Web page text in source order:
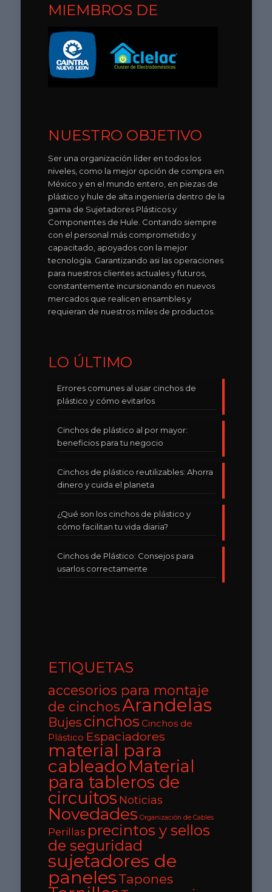
MIEMBROS DE
NUESTRO OBJETIVO
Ser una organización líder en todos los
niveles, como la mejor opción de compra en
México y en el mundo entero, en piezas de
plástico y hule de alta ingeniería dentro de la
gama de Sujetadores Plásticos y
Componentes de Hule. Contando siempre
con el personal más comprometido y
capacitado, apoyados con la mejor
tecnología. Garantizando asi las operaciones
para nuestros clientes actuales y futuros,
constantemente incursionando en nuevos
mercados que realicen ensambles y
requieran de nuestros miles de productos.
LO ÚLTIMO
Errores comunes al usar cinchos de
plástico y cómo evitarlos
Cinchos de plástico al por mayor:
beneficios para tu negocio
Cinchos de plástico reutilizables: Ahorra
dinero y cuida el planeta
¿Qué son los cinchos de plástico y
cómo facilitan tu vida diaria?
Cinchos de Plástico: Consejos para
usarlos correctamente
ETIQUETAS
accesorios para montaje
de cinchosArandelas
Bujes cinchos Cinchos de
Plástico Espaciadores
material para
cableadoMaterial
para tableros de
circuitos Noticias
Novedades Organización de Cables
Perillas precintos y sellos
de seguridad
sujetadores de
paneles Tapones